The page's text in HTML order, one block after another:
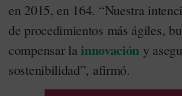
en 2015, en 164. “Nuestra
de procedimientos más ágiles,
compensar lainnovación y
sostenibilidad”, afirmó.